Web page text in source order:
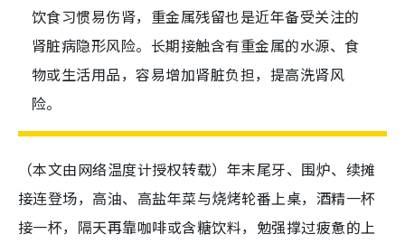
饮食习惯易伤肾，重金属残留也是近年备受关注的
肾脏病隐形风险。长期接触含有重金属的水源、食
物或生活用品，容易增加肾脏负担，提高洗肾风
险。
（本文由网络温度计授权转载）年末尾牙、围炉、续摊
接连登场，高油、高盐年菜与烧烤轮番上桌，酒精一杯
接一杯，隔天再靠咖啡或含糖饮料，勉强撑过疲惫的上